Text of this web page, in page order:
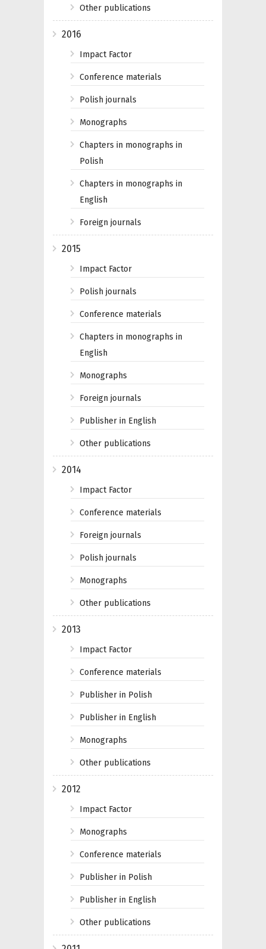
Other publications
2016
Impact Factor
Conference materials
Polish journals
Monographs
Chapters in monographs in
Polish
Chapters in monographs in
English
Foreign journals
2015
Impact Factor
Polish journals
Conference materials
Chapters in monographs in
English
Monographs
Foreign journals
Publisher in English
Other publications
2014
Impact Factor
Conference materials
Foreign journals
Polish journals
Monographs
Other publications
2013
Impact Factor
Conference materials
Publisher in Polish
Publisher in English
Monographs
Other publications
2012
Impact Factor
Monographs
Conference materials
Publisher in Polish
Publisher in English
Other publications